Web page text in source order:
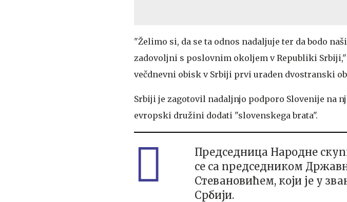
"Želimo si, da se ta odnos nadaljuje ter da bodo
zadovoljni s poslovnim okoljem v Republiki
večdnevni obisk v Srbiji prvi uraden dvostranski
Srbiji je zagotovil nadaljnjo podporo Slovenije na
evropski družini dodati "slovenskega brata".
Председница Народне
се са председником
Стевановићем, који је у
Србији.